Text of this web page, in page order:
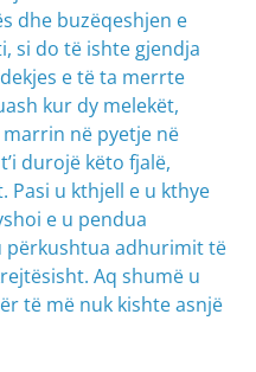
dhe buzëqeshjen e
si do të ishte gjendja
e të ta merrte
kur dy melekët,
në pyetje në
durojë këto fjalë,
Pasi u kthjell e u kthye
e u pendua
përkushtua adhurimit të
Aq shumë u
të më nuk kishte asnjë